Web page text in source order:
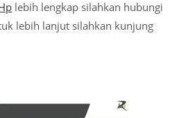
lebih lengkap silahkan hubungi
lebih lanjut silahkan kunjung